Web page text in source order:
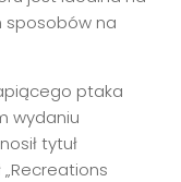
sposobów na
ptaka
wydaniu
tytuł
„Recreations